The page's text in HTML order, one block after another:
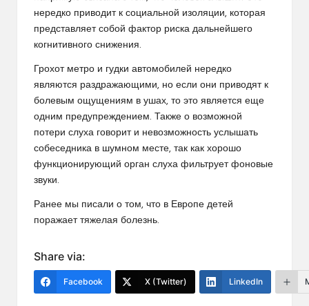
нередко приводит к социальной изоляции, которая
представляет собой фактор риска дальнейшего
когнитивного снижения.
Грохот метро и гудки автомобилей нередко
являются раздражающими, но если они приводят к
болевым ощущениям в ушах, то это является еще
одним предупреждением. Также о возможной
потери слуха говорит и невозможность услышать
собеседника в шумном месте, так как хорошо
функционирующий орган слуха фильтрует фоновые
звуки.
Ранее мы писали о том, что в Европе детей
поражает тяжелая болезнь.
Share via:
Facebook X (Twitter) LinkedIn